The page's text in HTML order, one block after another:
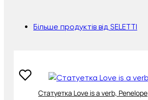
Більше продуктів від SELETTI
Cтатуетка Love is a verb, Penelope